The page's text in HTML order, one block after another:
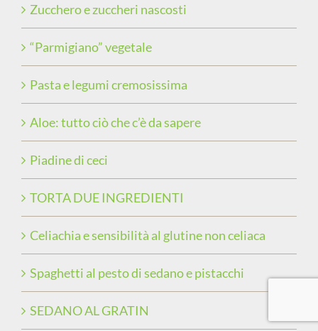
Zucchero e zuccheri nascosti
“Parmigiano” vegetale
Pasta e legumi cremosissima
Aloe: tutto ciò che c’è da sapere
Piadine di ceci
TORTA DUE INGREDIENTI
Celiachia e sensibilità al glutine non celiaca
Spaghetti al pesto di sedano e pistacchi
SEDANO AL GRATIN